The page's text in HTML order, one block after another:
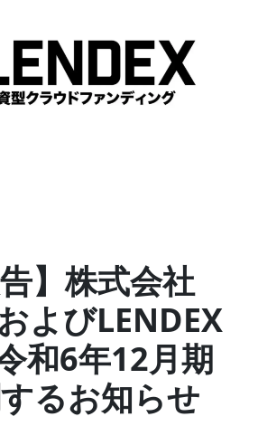
告】株式会社
よびLENDEX
和6年12月期
るお知らせ